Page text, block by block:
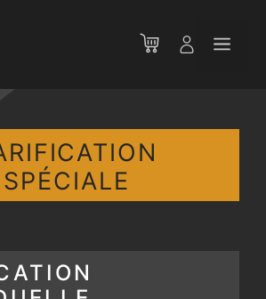
SPÉCIALE